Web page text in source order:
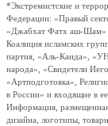
*Экстремистские и
Федерации: «Правый
«Джабхат Фатх аш-Шам»
Коалиция исламских
партия, «Аль-Каида»,
народа», «Свидетели
«Артподготовка»,
в России» и входящие в
Информация,
дизайна, логотипы,